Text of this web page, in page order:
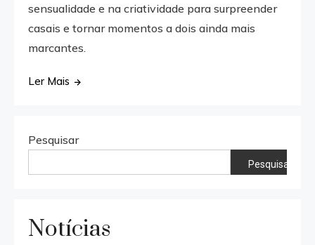
sensualidade e na criatividade para surpreender
casais e tornar momentos a dois ainda mais
marcantes.
Ler Mais
Pesquisar
Pesquisar
Notícias